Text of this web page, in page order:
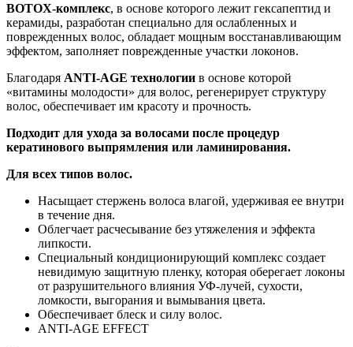
BOTOХ-комплекс, в основе которого лежит гексапептид и
керамиды, разработан специально для ослабленных и
поврежденных волос, обладает мощным восстанавливающим
эффектом, заполняет поврежденные участки локонов.
Благодаря ANTI-AGE технологии в основе которой
«витамины молодости» для волос, регенерирует структуру
волос, обеспечивает им красоту и прочность.
Подходит для ухода за волосами после процедур
кератинового выпрямления или ламинирования.
Для всех типов волос.
Насыщает стержень волоса влагой, удерживая ее внутри
в течение дня.
Облегчает расчесывание без утяжеления и эффекта
липкости.
Специальный кондиционирующий комплекс создает
невидимую защитную пленку, которая оберегает локоны
от разрушительного влияния УФ-лучей, сухости,
ломкости, выгорания и вымывания цвета.
Обеспечивает блеск и силу волос.
ANTI-AGE EFFECT